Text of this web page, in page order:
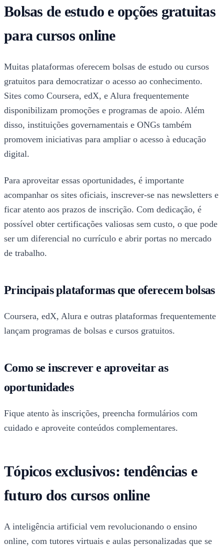
Bolsas de estudo e opções gratuitas
para cursos online
Muitas plataformas oferecem bolsas de estudo ou cursos
gratuitos para democratizar o acesso ao conhecimento.
Sites como Coursera, edX, e Alura frequentemente
disponibilizam promoções e programas de apoio. Além
disso, instituições governamentais e ONGs também
promovem iniciativas para ampliar o acesso à educação
digital.
Para aproveitar essas oportunidades, é importante
acompanhar os sites oficiais, inscrever-se nas newsletters e
ficar atento aos prazos de inscrição. Com dedicação, é
possível obter certificações valiosas sem custo, o que pode
ser um diferencial no currículo e abrir portas no mercado
de trabalho.
Principais plataformas que oferecem bolsas
Coursera, edX, Alura e outras plataformas frequentemente
lançam programas de bolsas e cursos gratuitos.
Como se inscrever e aproveitar as
oportunidades
Fique atento às inscrições, preencha formulários com
cuidado e aproveite conteúdos complementares.
Tópicos exclusivos: tendências e
futuro dos cursos online
A inteligência artificial vem revolucionando o ensino
online, com tutores virtuais e aulas personalizadas que se